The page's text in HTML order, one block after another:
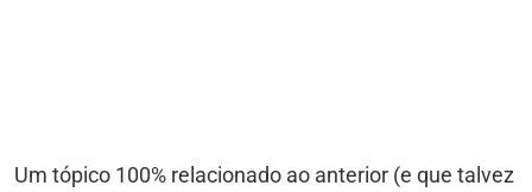
Um tópico 100% relacionado ao anterior (e que talvez